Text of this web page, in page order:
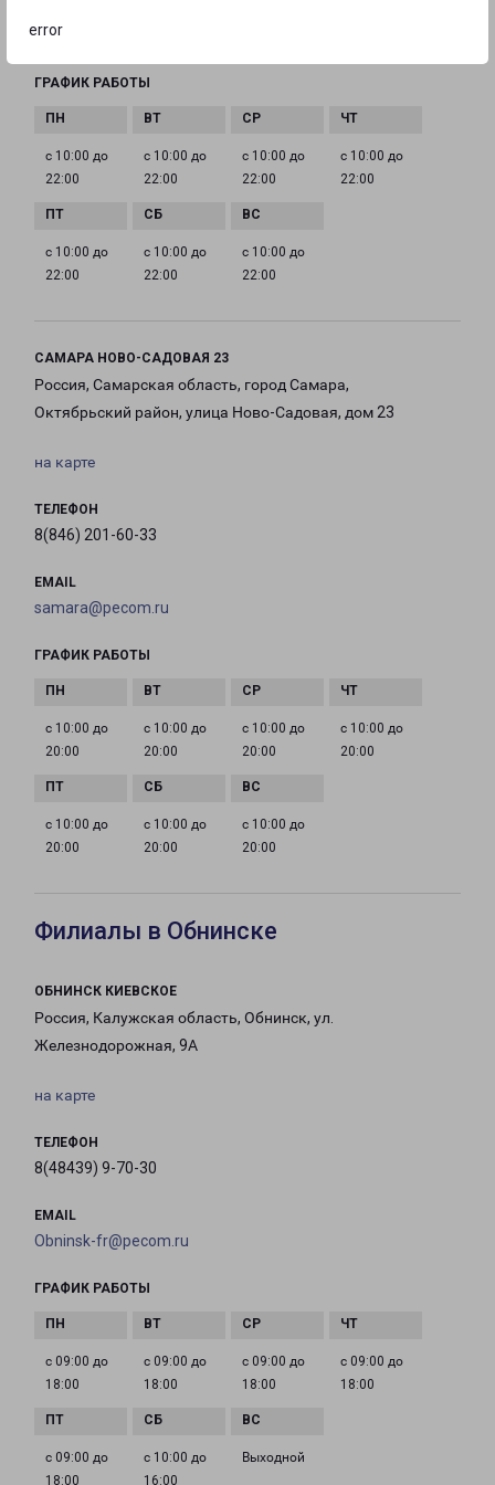
error
samara@pecom.ru
ГРАФИК РАБОТЫ
с 10:00 до
22:00
с 10:00 до
22:00
с 10:00 до
22:00
с 10:00 до
22:00
с 10:00 до
22:00
с 10:00 до
22:00
с 10:00 до
22:00
САМАРА НОВО-САДОВАЯ 23
Россия, Самарская область, город Самара,
Октябрьский район, улица Ново-Садовая, дом 23
на карте
ТЕЛЕФОН
8(846) 201-60-33
EMAIL
samara@pecom.ru
ГРАФИК РАБОТЫ
с 10:00 до
20:00
с 10:00 до
20:00
с 10:00 до
20:00
с 10:00 до
20:00
с 10:00 до
20:00
с 10:00 до
20:00
с 10:00 до
20:00
Филиалы в Обнинске
ОБНИНСК КИЕВСКОЕ
Россия, Калужская область, Обнинск, ул.
Железнодорожная, 9А
на карте
ТЕЛЕФОН
8(48439) 9-70-30
EMAIL
Obninsk-fr@pecom.ru
ГРАФИК РАБОТЫ
с 09:00 до
18:00
с 09:00 до
18:00
с 09:00 до
18:00
с 09:00 до
18:00
с 09:00 до
18:00
с 10:00 до
16:00
Выходной